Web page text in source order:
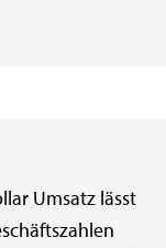
Umsatz lässt